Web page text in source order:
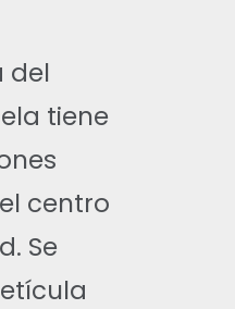
del
tiene
centro
Se